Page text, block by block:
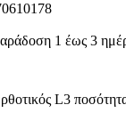
1 έως 3
L3